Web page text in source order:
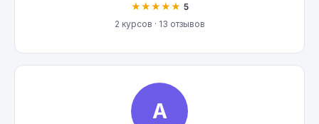
★★★★★ 5
2 курсов · 13 отзывов
А